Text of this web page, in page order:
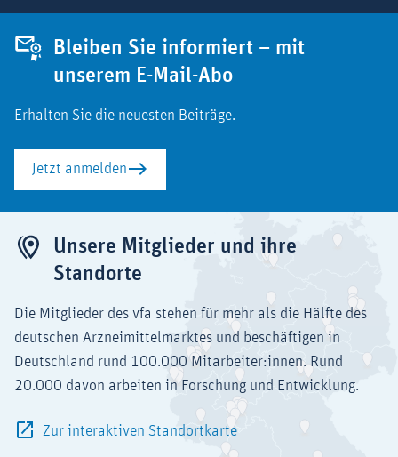
Bleiben Sie informiert – mit
unserem E-Mail-Abo
Erhalten Sie die neuesten Beiträge.
Jetzt anmelden
Unsere Mitglieder und ihre
Standorte
Die Mitglieder des vfa stehen für mehr als die Hälfte des
deutschen Arzneimittelmarktes und beschäftigen in
Deutschland rund 100.000 Mitarbeiter:innen. Rund
20.000 davon arbeiten in Forschung und Entwicklung.
Zur interaktiven Standortkarte